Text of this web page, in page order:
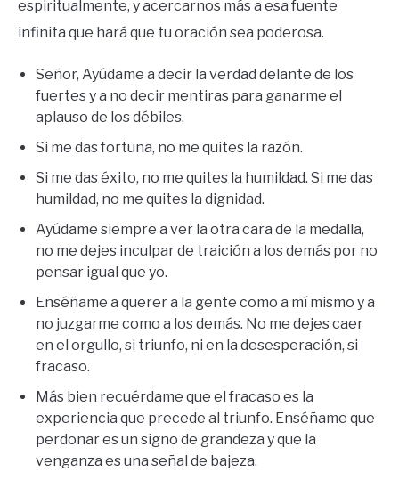
espiritualmente, y acercarnos más a esa fuente
infinita que hará que tu oración sea poderosa.
Señor, Ayúdame a decir la verdad delante de los
fuertes y a no decir mentiras para ganarme el
aplauso de los débiles.
Si me das fortuna, no me quites la razón.
Si me das éxito, no me quites la humildad. Si me das
humildad, no me quites la dignidad.
Ayúdame siempre a ver la otra cara de la medalla,
no me dejes inculpar de traición a los demás por no
pensar igual que yo.
Enséñame a querer a la gente como a mí mismo y a
no juzgarme como a los demás. No me dejes caer
en el orgullo, si triunfo, ni en la desesperación, si
fracaso.
Más bien recuérdame que el fracaso es la
experiencia que precede al triunfo. Enséñame que
perdonar es un signo de grandeza y que la
venganza es una señal de bajeza.